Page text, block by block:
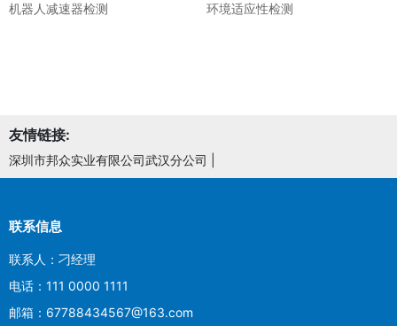
机器人减速器检测 环境适应性检测
友情链接:
深圳市邦众实业有限公司武汉分公司
联系信息
联系人：刁经理
电话：111 0000 1111
邮箱：67788434567@163.com